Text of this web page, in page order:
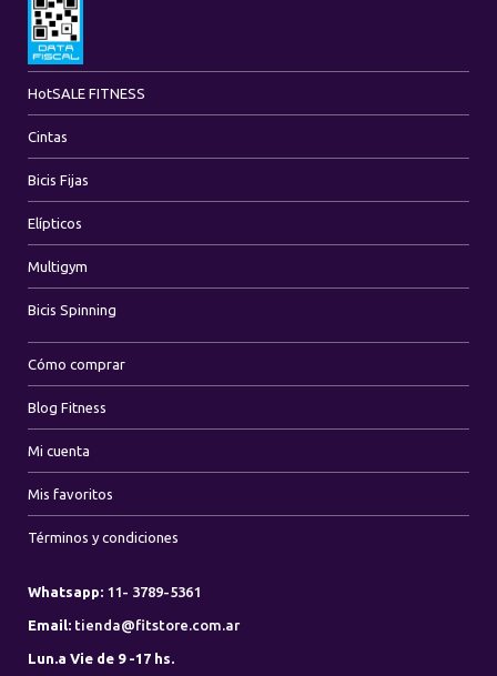
HotSALE FITNESS
Cintas
Bicis Fijas
Elípticos
Multigym
Bicis Spinning
Cómo comprar
Blog Fitness
Mi cuenta
Mis favoritos
Términos y condiciones
Whatsapp: 11- 3789-5361
Email: tienda@fitstore.com.ar
Lun.a Vie de 9 -17 hs.